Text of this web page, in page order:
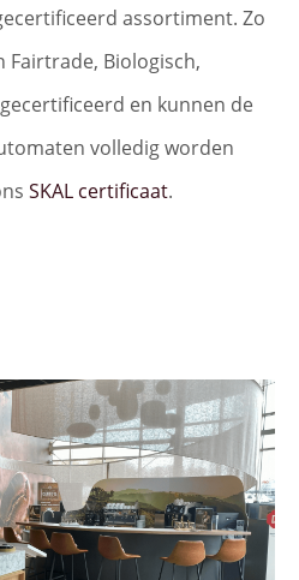
assortiment. Zo
Fairtrade, Biologisch,
en kunnen de
volledig worden
SKAL certificaat.